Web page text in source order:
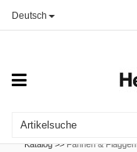
Deutsch
Katalog >>Fahnen & Flaggen